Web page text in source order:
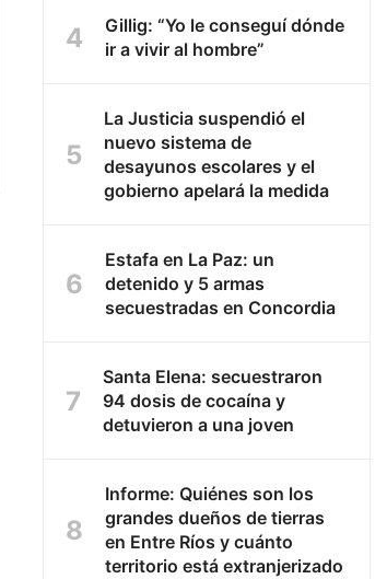
Gillig: “Yo le conseguí dónde
ir a vivir al hombre”
La Justicia suspendió el
nuevo sistema de
desayunos escolares y el
gobierno apelará la medida
Estafa en La Paz: un
detenido y 5 armas
secuestradas en Concordia
Santa Elena: secuestraron
94 dosis de cocaína y
detuvieron a una joven
Informe: Quiénes son los
grandes dueños de tierras
en Entre Ríos y cuánto
territorio está extranjerizado